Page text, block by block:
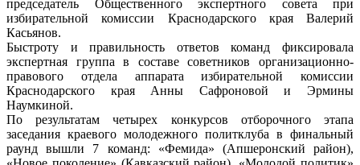
председатель Общественного экспертного совета при
избирательной комиссии Краснодарского края Валерий
Касьянов.
Быстроту и правильность ответов команд фиксировала
экспертная группа в составе советников организационно-
правового отдела аппарата избирательной комиссии
Краснодарского края Анны Сафроновой и Эрмины
Наумкиной.
По результатам четырех конкурсов отборочного этапа
заседания краевого молодежного политклуба в финальный
раунд вышли 7 команд: «Фемида» (Апшеронский район),